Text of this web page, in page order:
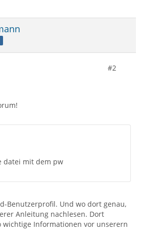
#2
datei mit dem pw
Benutzerprofil. Und wo dort genau,
Anleitung nachlesen. Dort
wichtige Informationen vor unserern